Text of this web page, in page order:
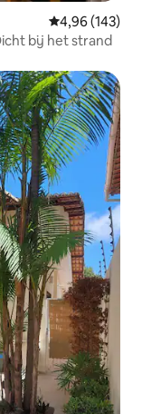
Gemiddelde
4,96 (143)
bij het strand